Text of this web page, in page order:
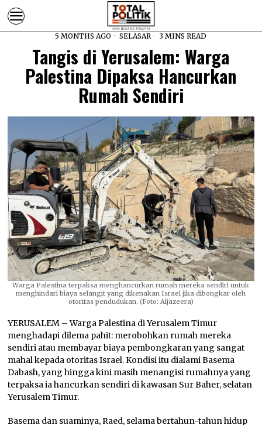
5 MONTHS AGO SELASAR 3 MINS READ
Tangis di Yerusalem: Warga
Palestina Dipaksa Hancurkan
Rumah Sendiri
Warga Palestina terpaksa menghancurkan rumah mereka sendiri untuk
menghindari biaya selangit yang dikenakan Israel jika dibongkar oleh
otoritas pendudukan. (Foto: Aljazeera)
YERUSALEM – Warga Palestina di Yerusalem Timur
menghadapi dilema pahit: merobohkan rumah mereka
sendiri atau membayar biaya pembongkaran yang sangat
mahal kepada otoritas Israel. Kondisi itu dialami Basema
Dabash, yang hingga kini masih menangisi rumahnya yang
terpaksa ia hancurkan sendiri di kawasan Sur Baher, selatan
Yerusalem Timur.
Basema dan suaminya, Raed, selama bertahun-tahun hidup